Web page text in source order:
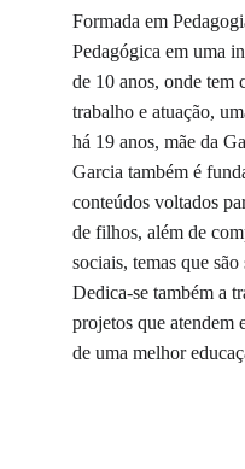
Formada em
Pedagógica em uma
de 10 anos, onde tem
trabalho e atuação,
há 19 anos, mãe da
Garcia tam­bém é
conteúdos voltados
de filhos, além de
sociais, temas que
Dedica­-se também a
projetos que aten­dem
de uma melhor